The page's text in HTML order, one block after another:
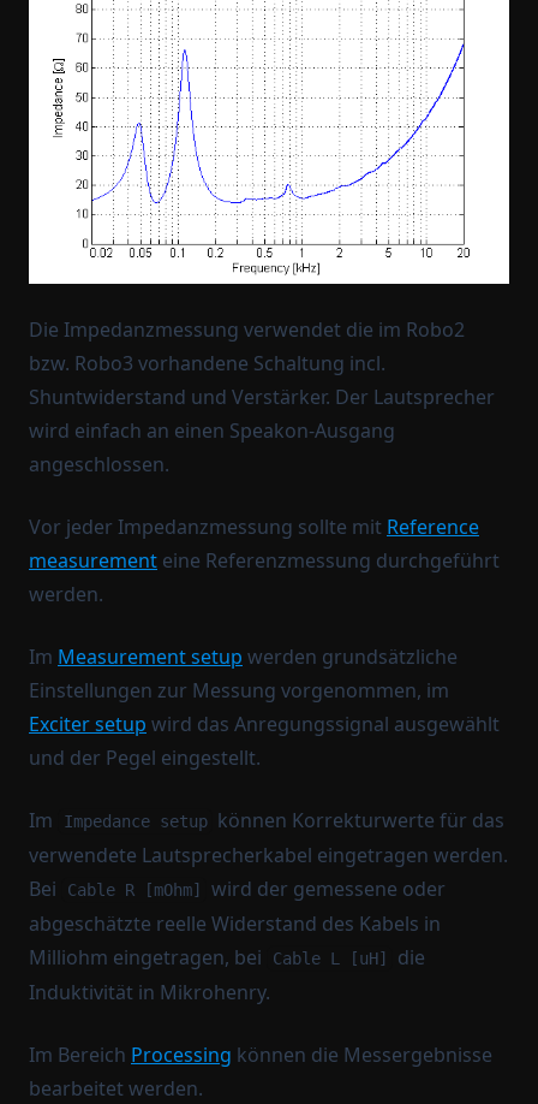
Die Impedanzmessung verwendet die im Robo2
bzw. Robo3 vorhandene Schaltung incl.
Shuntwiderstand und Verstärker. Der Lautsprecher
wird einfach an einen Speakon-Ausgang
angeschlossen.
Vor jeder Impedanzmessung sollte mit Reference
measurement eine Referenzmessung durchgeführt
werden.
Im Measurement setup werden grundsätzliche
Einstellungen zur Messung vorgenommen, im
Exciter setup wird das Anregungssignal ausgewählt
und der Pegel eingestellt.
Im Impedance setup können Korrekturwerte für das
verwendete Lautsprecherkabel eingetragen werden.
Bei
Cable R [mOhm]
wird der gemessene oder
abgeschätzte reelle Widerstand des Kabels in
Milliohm eingetragen, bei
Cable L [uH]
die
Induktivität in Mikrohenry.
Im Bereich Processing können die Messergebnisse
bearbeitet werden.